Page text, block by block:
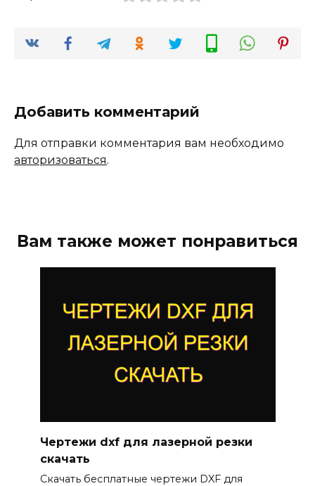
Добавить комментарий
Для отправки комментария вам необходимо
авторизоваться.
Вам также может понравиться
Чертежи dxf для лазерной резки
скачать
Скачать бесплатные чертежи DXF для